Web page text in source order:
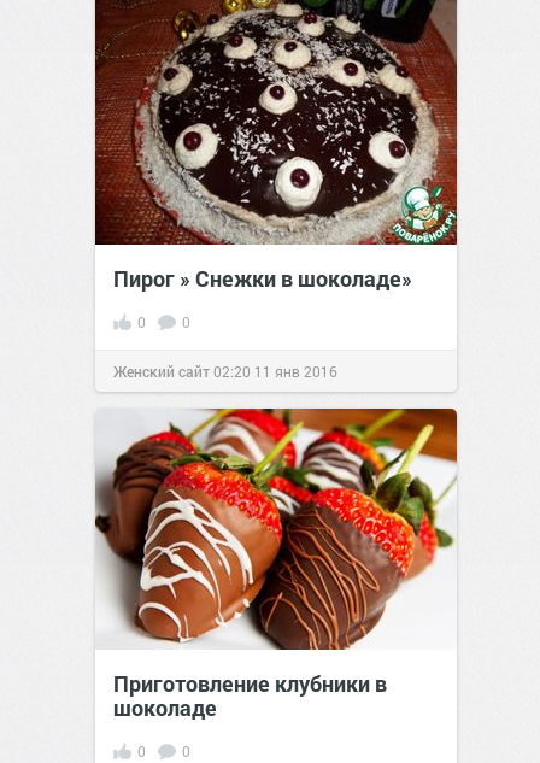
Пирог » Снежки в шоколаде»
0 0
Женский сайт02:20 11 янв 2016
Приготовление клубники в
шоколаде
0 0